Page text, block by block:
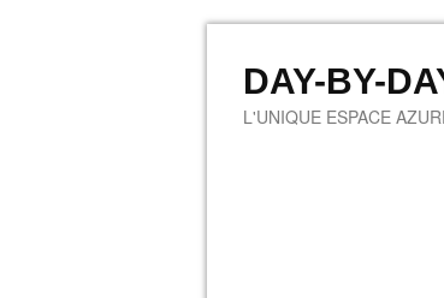
DAY-BY-
L'UNIQUE ESPACE